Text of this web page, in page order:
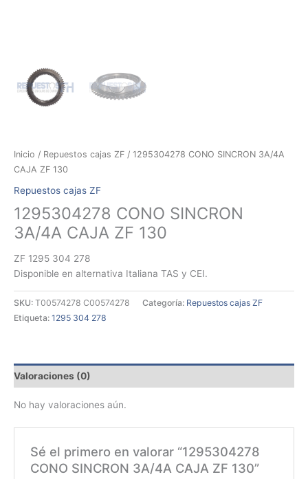
Inicio / Repuestos cajas ZF / 1295304278 CONO SINCRON 3A/4A
CAJA ZF 130
Repuestos cajas ZF
1295304278 CONO SINCRON
3A/4A CAJA ZF 130
ZF 1295 304 278
Disponible en alternativa Italiana TAS y CEI.
SKU: T00574278 C00574278 Categoría: Repuestos cajas ZF
Etiqueta: 1295 304 278
Valoraciones (0)
No hay valoraciones aún.
Sé el primero en valorar “1295304278
CONO SINCRON 3A/4A CAJA ZF 130”